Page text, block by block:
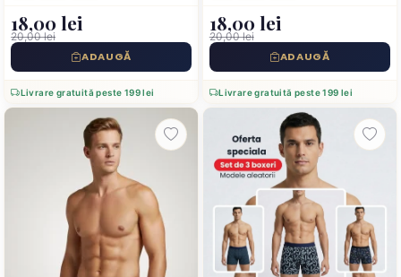
18,00 lei
20,00 lei
ADAUGĂ
Livrare gratuită peste 199 lei
18,00 lei
20,00 lei
ADAUGĂ
Livrare gratuită peste 199 lei